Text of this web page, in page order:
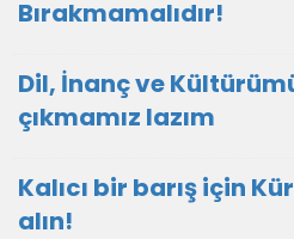
Bırakmamalıdır!
Dil, İnanç ve
çıkmamız lazım
Kalıcı bir barış için
alın!